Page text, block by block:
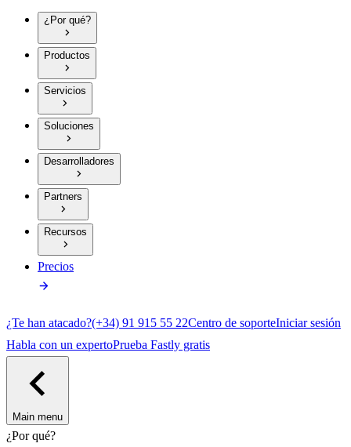
¿Por qué?
Productos
Servicios
Soluciones
Desarrolladores
Partners
Recursos
Precios
¿Te han atacado?(+34) 91 915 55 22Centro de soporteIniciar sesión
Habla con un expertoPrueba Fastly gratis
Main menu
¿Por qué?